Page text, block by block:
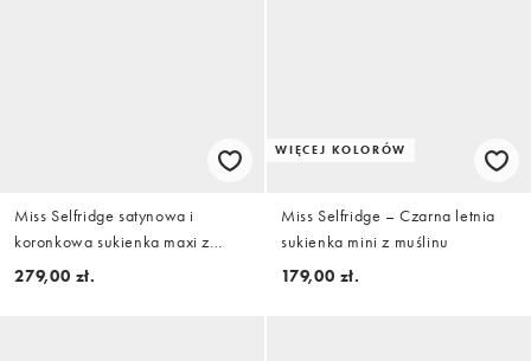
Miss Selfridge satynowa i
koronkowa sukienka maxi z
dekoltem w kształcie litery V w
279,00 zł.
WIĘCEJ KOLORÓW
Miss Selfridge – Czarna letnia
sukienka mini z muślinu
179,00 zł.